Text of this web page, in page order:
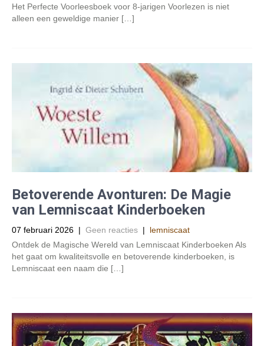
Het Perfecte Voorleesboek voor 8-jarigen Voorlezen is niet
alleen een geweldige manier […]
Betoverende Avonturen: De Magie
van Lemniscaat Kinderboeken
07 februari 2026 | Geen reacties | lemniscaat
Ontdek de Magische Wereld van Lemniscaat Kinderboeken Als
het gaat om kwaliteitsvolle en betoverende kinderboeken, is
Lemniscaat een naam die […]